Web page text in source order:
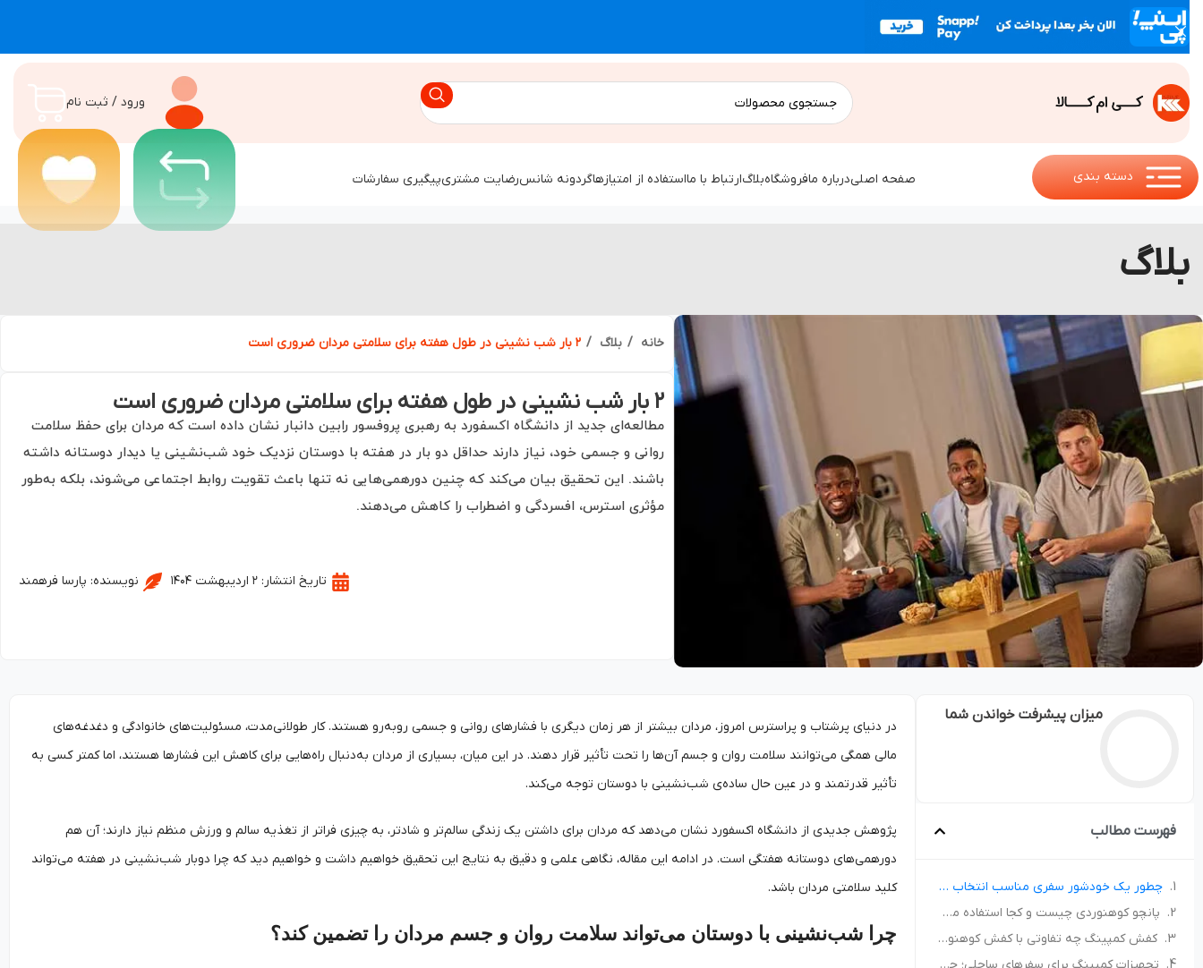
ورود / ثبت نام
دسته بندی صفحه اصلیدرباره مافروشگاهبلاگارتباط با مااستفاده از امتیازهاگردونه شانسرضایت مشتریپیگیری سفارشات
بلاگ
خانه بلاگ ۲ بار شب نشینی در طول هفته برای سلامتی مردان ضروری است
۲ بار شب نشینی در طول هفته برای سلامتی مردان ضروری است
مطالعه‌ای جدید از دانشگاه اکسفورد به رهبری پروفسور رابین دانبار نشان داده است که مردان برای حفظ سلامت
روانی و جسمی خود، نیاز دارند حداقل دو بار در هفته با دوستان نزدیک خود شب‌نشینی یا دیدار دوستانه داشته
باشند. این تحقیق بیان می‌کند که چنین دورهمی‌هایی نه تنها باعث تقویت روابط اجتماعی می‌شوند، بلکه به‌طور
مؤثری استرس، افسردگی و اضطراب را کاهش می‌دهند.
تاریخ انتشار: ۲ اردیبهشت ۱۴۰۴ نویسنده: پارسا فرهمند
میزان پیشرفت خواندن شما
فهرست مطالب
چطور یک خودشور سفری مناسب انتخاب کنیم؟ راهنمای خرید برای کمپ و سفر
پانچو کوهنوردی چیست و کجا استفاده می‌شود؟ راهنمای انتخاب پانچو مناسب
کفش کمپینگ چه تفاوتی با کفش کوهنوردی دارد؟ راهنمای انتخاب کفش مناسب طبیعت‌گردی
در دنیای پرشتاب و پراسترس امروز، مردان بیشتر از هر زمان دیگری با فشارهای روانی و جسمی روبه‌رو هستند. کار طولانی‌مدت، مسئولیت‌های خانوادگی و دغدغه‌های
مالی همگی می‌توانند سلامت روان و جسم آن‌ها را تحت تأثیر قرار دهند. در این میان، بسیاری از مردان به‌دنبال راه‌هایی برای کاهش این فشارها هستند، اما کمتر کسی به
تأثیر قدرتمند و در عین حال ساده‌ی شب‌نشینی با دوستان توجه می‌کند.
پژوهش جدیدی از دانشگاه اکسفورد نشان می‌دهد که مردان برای داشتن یک زندگی سالم‌تر و شادتر، به چیزی فراتر از تغذیه سالم و ورزش منظم نیاز دارند؛ آن هم
دورهمی‌های دوستانه هفتگی است. در ادامه این مقاله، نگاهی علمی و دقیق به نتایج این تحقیق خواهیم داشت و خواهیم دید که چرا دوبار شب‌نشینی در هفته می‌تواند
کلید سلامتی مردان باشد.
چرا شب‌نشینی با دوستان می‌تواند سلامت روان و جسم مردان را تضمین کند؟